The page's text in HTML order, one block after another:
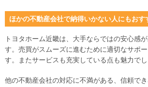
ほかの不動産会社で納得いかない人にもおす
トヨタホーム近畿は、大手ならではの安心感
す。売買がスムーズに進むために適切なサポ
す。またサービスも充実している点も魅力でし
他の不動産会社の対応に不満がある、信頼で